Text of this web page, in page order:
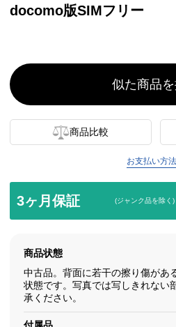
docomo版SIMフリー
似た商品
商品比較
お支払い方
3ヶ月保証 (ジャンク品を除く)
商品状態
中古品。背面に若干の擦り傷があ
状態です。写真では写しきれない
承ください。